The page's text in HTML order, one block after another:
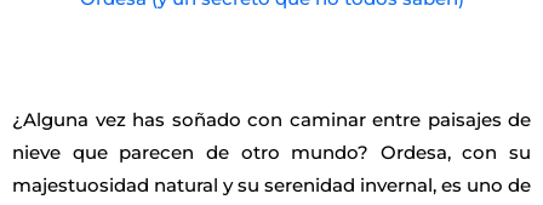
¿Alguna vez has soñado con caminar entre paisajes de
nieve que parecen de otro mundo? Ordesa, con su
majestuosidad natural y su serenidad invernal, es uno de